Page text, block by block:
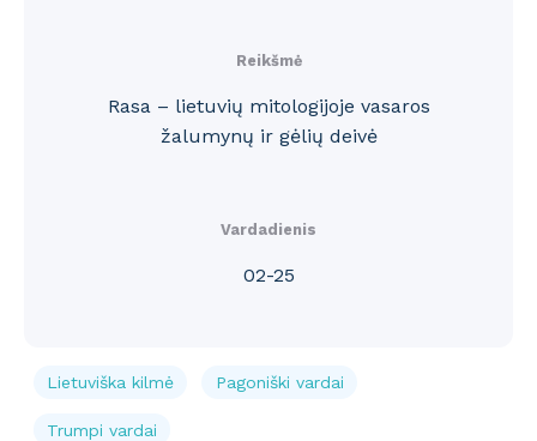
Reikšmė
Rasa – lietuvių mitologijoje vasaros
žalumynų ir gėlių deivė
Vardadienis
02-25
Lietuviška kilmė Pagoniški vardai
Trumpi vardai